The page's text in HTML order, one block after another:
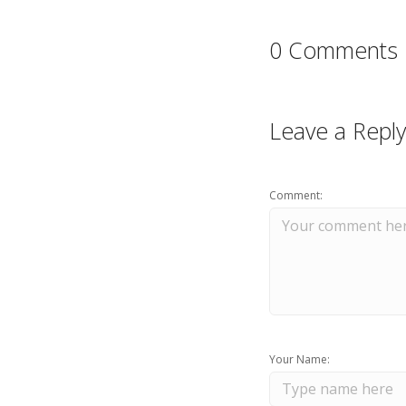
0 Comments
Leave a Reply
Comment:
Your Name: